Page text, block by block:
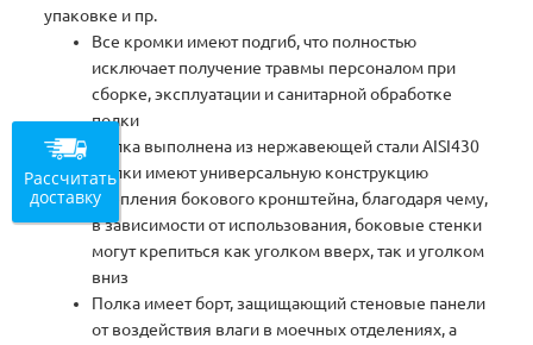
упаковке и пр.
Все кромки имеют подгиб, что полностью
исключает получение травмы персоналом при
сборке, эксплуатации и санитарной обработке
полки
Полка выполнена из нержавеющей стали AISI430
Полки имеют универсальную конструкцию
крепления бокового кронштейна, благодаря чему,
в зависимости от использования, боковые стенки
могут крепиться как уголком вверх, так и уголком
вниз
Полка имеет борт, защищающий стеновые панели
от воздействия влаги в моечных отделениях, а
Рассчитать
доставку